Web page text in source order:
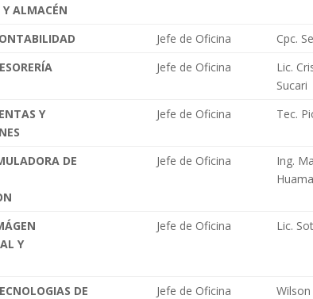
ALMACÉN
Jefe de Oficina Cpc.
Jefe de Oficina
Lic.
Sucari
Y
Jefe de Oficina Tec.
DE
Jefe de Oficina
Ing.
Y
Jefe de Oficina Lic.
DE
Jefe de Oficina